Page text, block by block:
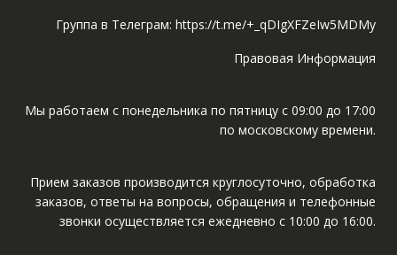
Группа в Телеграм: https://t.me/+_qDIgXFZeIw5MDMy
Правовая Информация
Мы работаем с понедельника по пятницу с 09:00 до 17:00
по московскому времени.
Прием заказов производится круглосуточно, обработка
заказов, ответы на вопросы, обращения и телефонные
звонки осуществляется ежедневно с 10:00 до 16:00.